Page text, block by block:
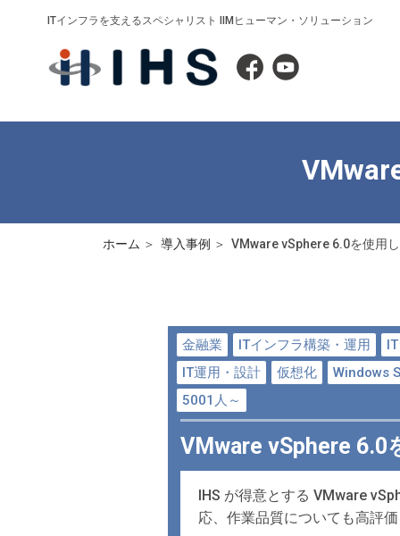
ITインフラを支えるスペシャリスト IIMヒューマン・ソリューション
ホーム 導入事例 VMware vSphere 6.0を使用
金融業 ITインフラ構築・運用
IT運用・設計
仮想化
Windows
5001人～
VMware vSphere 6.0
IHS が得意とする VMware
応、作業品質についても高評